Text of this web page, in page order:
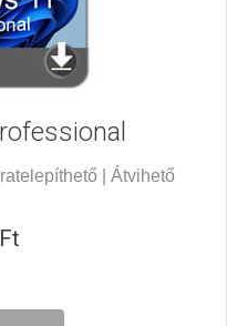
| Átvihető